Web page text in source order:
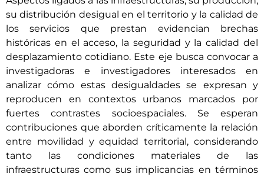
su distribución desigual en el territorio y la calidad de
los servicios que prestan evidencian brechas
históricas en el acceso, la seguridad y la calidad del
desplazamiento cotidiano. Este eje busca convocar a
investigadoras e investigadores interesados en
analizar cómo estas desigualdades se expresan y
reproducen en contextos urbanos marcados por
fuertes contrastes socioespaciales. Se esperan
contribuciones que aborden críticamente la relación
entre movilidad y equidad territorial, considerando
tanto las condiciones materiales de las
infraestructuras como sus implicancias en términos